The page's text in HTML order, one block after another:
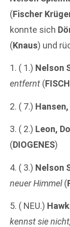
(Fischer
konnte sich
(Knaus) und
1. ( 1.) Nelson
entfernt (
2. ( 7.)
3. ( 2.) Leon,
(DIOGENES)
4. ( 3.) Nelson
neuer Himmel(
5. ( NEU.)
kennst sie